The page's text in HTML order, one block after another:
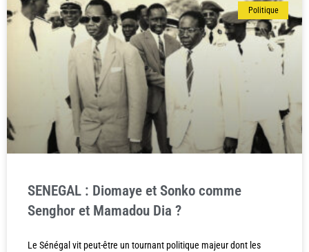
Politique
SENEGAL : Diomaye et Sonko comme
Senghor et Mamadou Dia ?
Le Sénégal vit peut-être un tournant politique majeur dont les